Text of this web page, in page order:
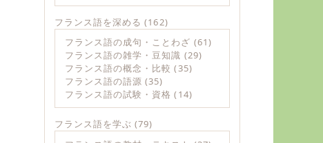
フランス語を深める (162)
フランス語の成句・ことわざ (61)
フランス語の雑学・豆知識 (29)
フランス語の概念・比較 (35)
フランス語の語源 (35)
フランス語の試験・資格 (14)
フランス語を学ぶ (79)